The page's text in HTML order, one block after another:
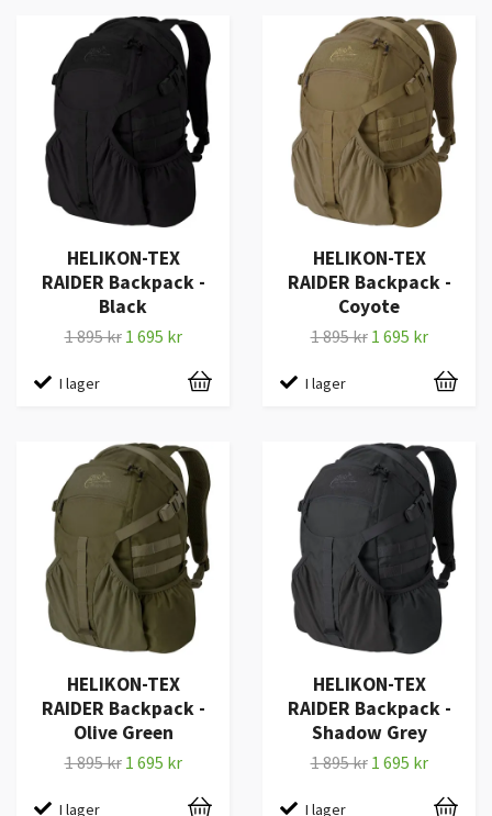
HELIKON-TEX
RAIDER Backpack -
Black
1 895 kr 1 695 kr
I lager
HELIKON-TEX
RAIDER Backpack -
Coyote
1 895 kr 1 695 kr
I lager
HELIKON-TEX
RAIDER Backpack -
Olive Green
1 895 kr 1 695 kr
I lager
HELIKON-TEX
RAIDER Backpack -
Shadow Grey
1 895 kr 1 695 kr
I lager